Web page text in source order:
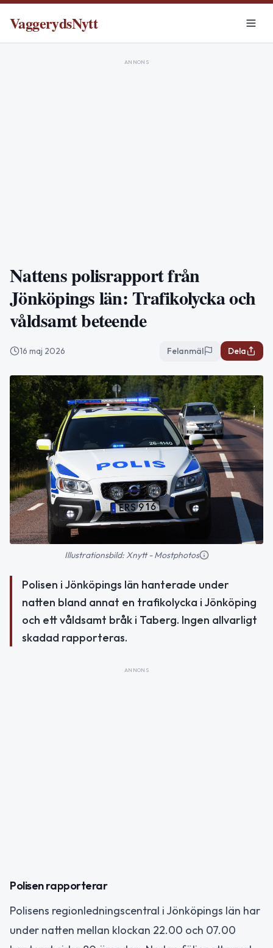
VaggerydsNytt
ANNONS
Nattens polisrapport från
Jönköpings län: Trafikolycka och
våldsamt beteende
16 maj 2026 Felanmäl Dela
Illustrationsbild: Xnytt - Mostphotos
Polisen i Jönköpings län hanterade under
natten bland annat en trafikolycka i Jönköping
och ett våldsamt bråk i Taberg. Ingen allvarligt
skadad rapporteras.
ANNONS
Polisen rapporterar
Polisens regionledningscentral i Jönköpings län har
under natten mellan klockan 22.00 och 07.00